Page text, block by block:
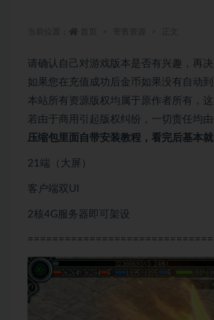
请确认自己对游戏版本是否有兴趣，再决
如果您在充值成功后金币如果没有自动
本站所有资源版权均属于原作者所有，
若由于商用引起版权纠纷，一切责任均
压缩包里面自带安装教程，看完后基本
21端（大屏）
客户端双UI
2核4G服务器即可架设